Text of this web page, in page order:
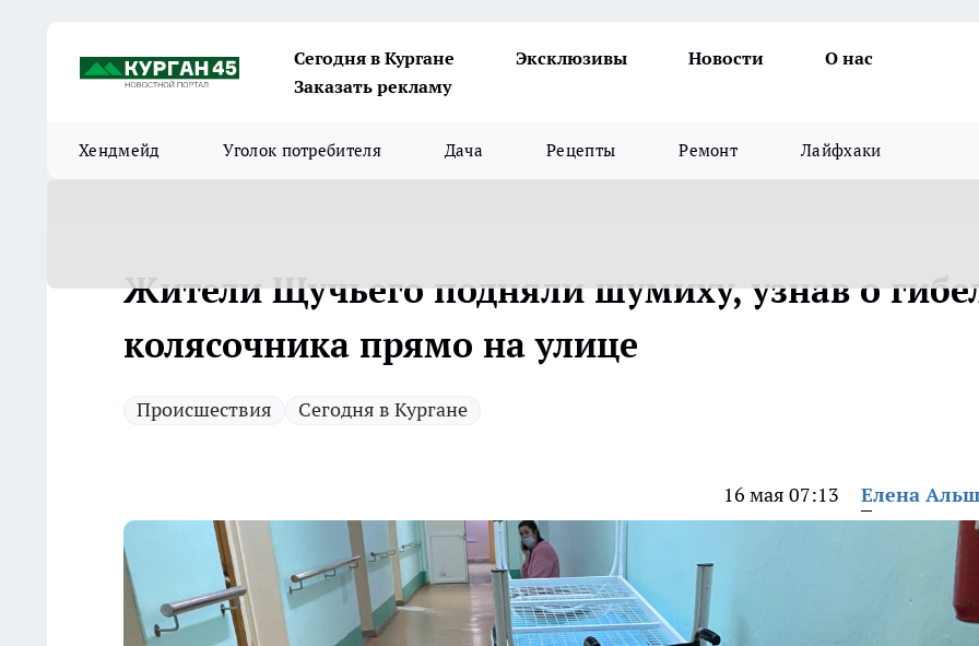
Сегодня в Кургане Эксклюзивы Новости
О нас
Заказать рекламу
Хендмейд Уголок потребителя Дача Рецепты Ремонт Лайфхаки
Жители Щучьего подняли шумиху, узнав о
колясочника прямо на улице
Происшествия Сегодня в Кургане
16 мая 07:13 Елена